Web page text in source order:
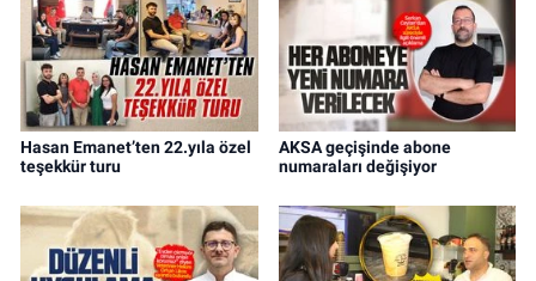
Hasan Emanet’ten 22.yıla özel
teşekkür turu
AKSA geçişinde abone
numaraları değişiyor